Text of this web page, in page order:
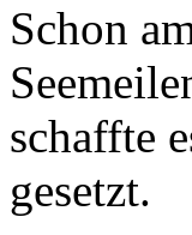
Schon
schaffte
gesetzt.